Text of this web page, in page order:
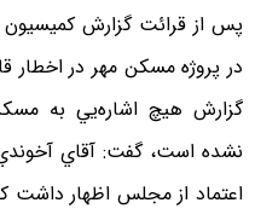
در پروژه مسكن مهر در اخطار
گزارش هيچ اشاره‌يي به
نشده است، گفت: آقاي
اعتماد از مجلس اظهار داشت